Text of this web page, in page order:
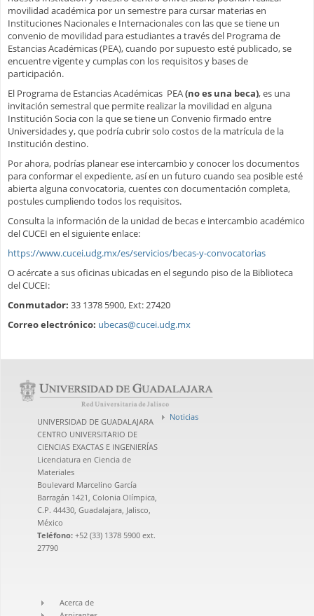
movilidad académica por un semestre para cursar materias en
Instituciones Nacionales e Internacionales con las que se tiene un
convenio de movilidad para estudiantes a través del Programa de
Estancias Académicas (PEA), cuando por supuesto esté publicado, se
encuentre vigente y cumplas con los requisitos y bases de
participación.
El Programa de Estancias Académicas PEA(no es una beca), es una
invitación semestral que permite realizar la movilidad en alguna
Institución Socia con la que se tiene un Convenio firmado entre
Universidades y, que podría cubrir solo costos de la matrícula de la
Institución destino.
Por ahora, podrías planear ese intercambio y conocer los documentos
para conformar el expediente, así en un futuro cuando sea posible esté
abierta alguna convocatoria, cuentes con documentación completa,
postules cumpliendo todos los requisitos.
Consulta la información de la unidad de becas e intercambio académico
del CUCEI en el siguiente enlace:
https://www.cucei.udg.mx/es/servicios/becas-y-convocatorias
O acércate a sus oficinas ubicadas en el segundo piso de la Biblioteca
del CUCEI:
Conmutador: 33 1378 5900, Ext: 27420
Correo electrónico: ubecas@cucei.udg.mx
UNIVERSIDAD DE GUADALAJARA
CENTRO UNIVERSITARIO DE
CIENCIAS EXACTAS E INGENIERÍAS
Licenciatura en Ciencia de
Materiales
Boulevard Marcelino García
Barragán 1421, Colonia Olímpica,
C.P. 44430, Guadalajara, Jalisco,
México
Teléfono: +52 (33) 1378 5900 ext.
27790
Noticias
Acerca de